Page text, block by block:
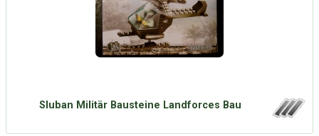
Sluban Militär Bausteine Landforces Bau